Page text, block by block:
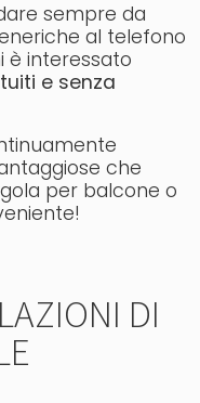
sempre da
al telefono
è interessato
e senza
che
per balcone o
DI